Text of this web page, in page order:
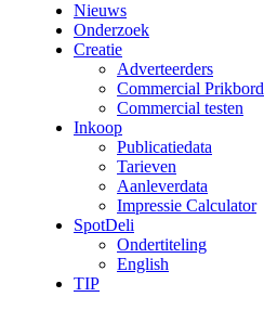
Nieuws
Onderzoek
Creatie
Adverteerders
Commercial Prikbord
Commercial testen
Inkoop
Publicatiedata
Tarieven
Aanleverdata
Impressie Calculator
SpotDeli
Ondertiteling
English
TIP